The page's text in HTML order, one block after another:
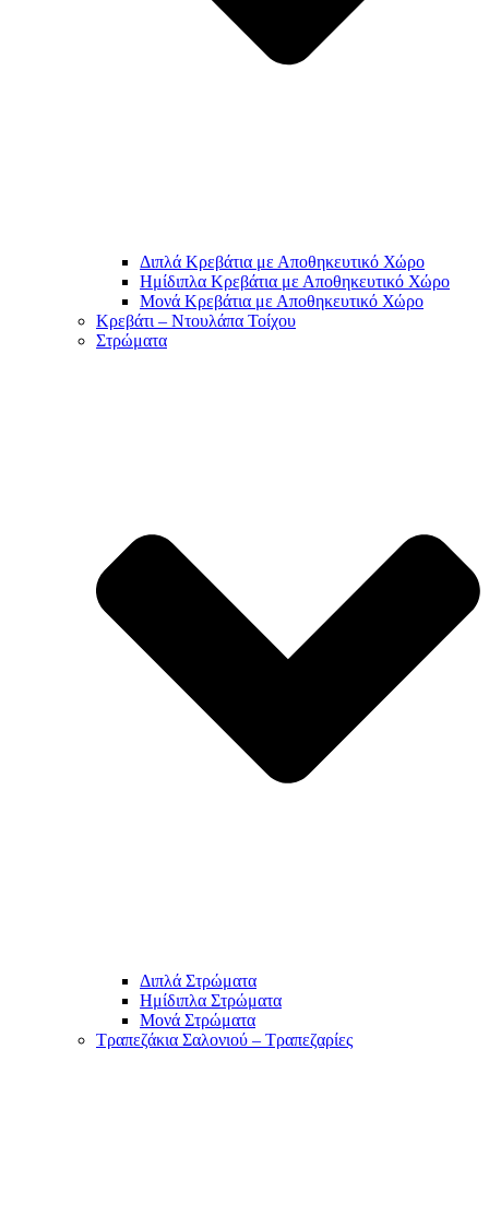
Διπλά Κρεβάτια με Αποθηκευτικό Χώρο
Ημίδιπλα Κρεβάτια με Αποθηκευτικό Χώρο
Μονά Κρεβάτια με Αποθηκευτικό Χώρο
Κρεβάτι – Ντουλάπα Τοίχου
Στρώματα
Διπλά Στρώματα
Ημίδιπλα Στρώματα
Μονά Στρώματα
Τραπεζάκια Σαλονιού – Τραπεζαρίες